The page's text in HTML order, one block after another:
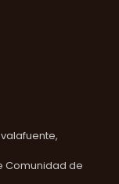
Comunidad de